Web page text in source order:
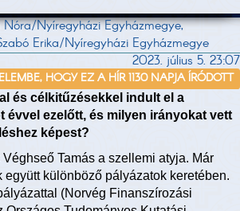
Nóra/Nyíregyházi Egyházmegye,
Erika/Nyíregyházi Egyházmegye
2023. július 5. 23:07
HOGY EZ A HÍR 1130 NAPJA ÍRÓDOTT
és célkitűzésekkel indult el a
évvel ezelőtt, és milyen irányokat vett
képest?
Tamás a szellemi atyja. Már
együtt különböző pályázatok keretében.
(Norvég Finanszírozási